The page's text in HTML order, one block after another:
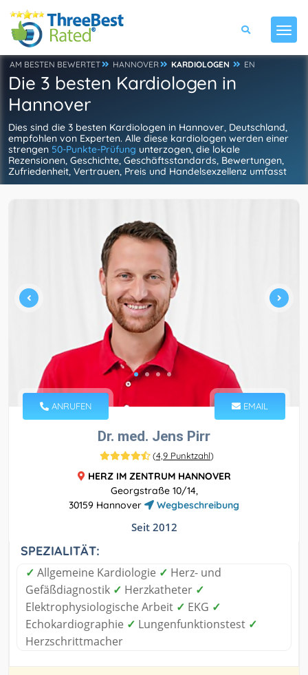
AM BESTEN BEWERTET HANNOVER KARDIOLOGEN EN
Die 3 besten Kardiologen in
Hannover
Dies sind die 3 besten Kardiologen in Hannover, Deutschland,
empfohlen von Experten. Alle diese kardiologen werden einer
strengen 50-Punkte-Prüfung unterzogen, die lokale
Rezensionen, Geschichte, Geschäftsstandards, Bewertungen,
Zufriedenheit, Vertrauen, Preis und Handelsexzellenz umfasst
ANRUFEN EMAIL
Dr. med. Jens Pirr
(4,9 Punktzahl)
HERZ IM ZENTRUM HANNOVER
Georgstraße 10/14,
30159 Hannover
Wegbeschreibung
Seit 2012
SPEZIALITÄT:
✓ Allgemeine Kardiologie ✓ Herz- und
Gefäßdiagnostik ✓ Herzkatheter ✓
Elektrophysiologische Arbeit ✓ EKG ✓
Echokardiographie ✓ Lungenfunktionstest ✓
Herzschrittmacher